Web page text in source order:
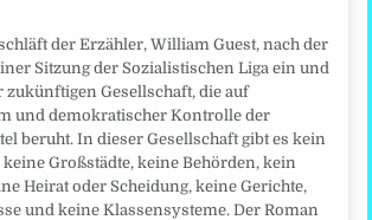
der Erzähler, William Guest, nach der
Sitzung der Sozialistischen Liga ein und
zukünftigen Gesellschaft, die auf
und demokratischer Kontrolle der
beruht. In dieser Gesellschaft gibt es kein
Großstädte, keine Behörden, kein
Heirat oder Scheidung, keine Gerichte,
und keine Klassensysteme. Der Roman